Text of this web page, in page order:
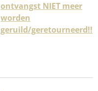
ontvangst NIET meer
worden
geruild/geretourneerd!!